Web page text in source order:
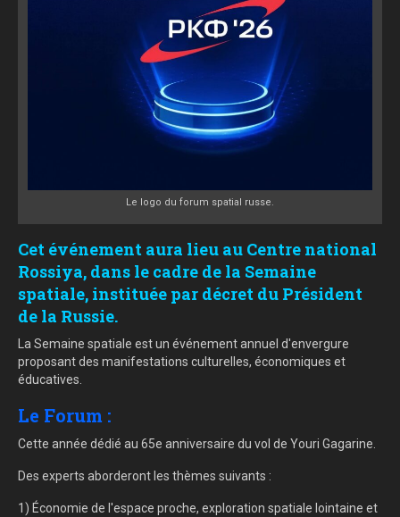
Le logo du forum spatial russe.
Cet événement aura lieu au Centre national
Rossiya, dans le cadre de la Semaine
spatiale, instituée par décret du Président
de la Russie.
La Semaine spatiale est un événement annuel d'envergure
proposant des manifestations culturelles, économiques et
éducatives.
Le Forum :
Cette année dédié au 65e anniversaire du vol de Youri Gagarine.
Des experts aborderont les thèmes suivants :
1) Économie de l'espace proche, exploration spatiale lointaine et